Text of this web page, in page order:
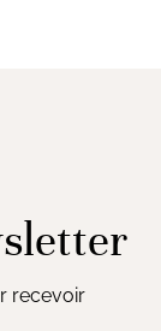
recevoir